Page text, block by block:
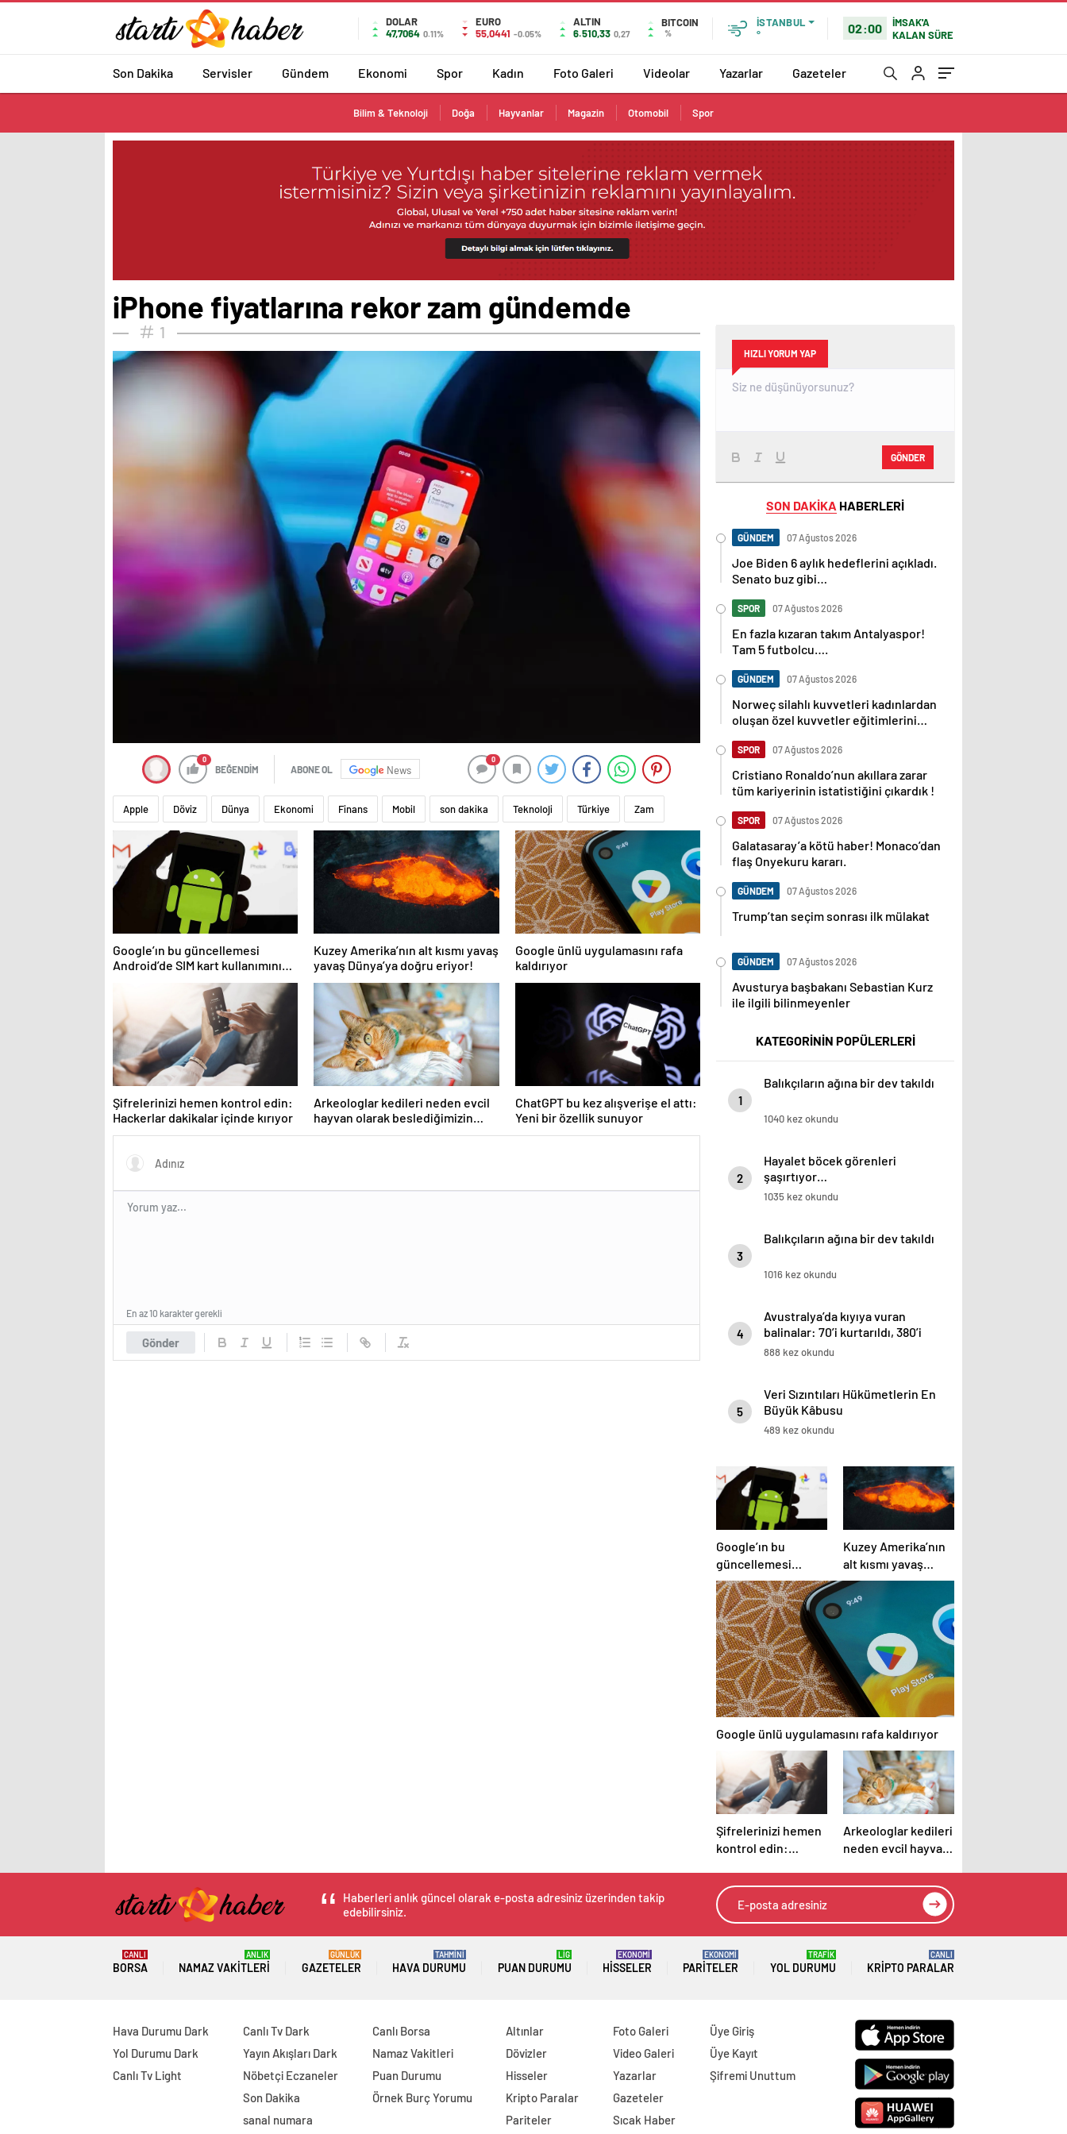
DOLAR
47,7064 0.11%
EURO
55,0441 -0.05%
ALTIN
6.510,33 0,27
BITCOIN
%
İSTANBUL
°
02:00
İMSAK'A
KALAN SÜRE
Son Dakika Servisler Gündem Ekonomi Spor Kadın Foto Galeri Videolar Yazarlar Gazeteler
Bilim & Teknoloji Doğa Hayvanlar Magazin Otomobil Spor
iPhone fiyatlarına rekor zam gündemde
1
0
BEĞENDİM ABONE OL News
0
Apple Döviz Dünya Ekonomi Finans Mobil son dakika Teknoloji Türkiye Zam
Google’ın bu güncellemesi
Android’de SIM kart kullanımını
ortadan kaldıracak
Kuzey Amerika’nın alt kısmı yavaş
yavaş Dünya’ya doğru eriyor!
Google ünlü uygulamasını rafa
kaldırıyor
Şifrelerinizi hemen kontrol edin:
Hackerlar dakikalar içinde kırıyor
Arkeologlar kedileri neden evcil
hayvan olarak beslediğimizin
sırrını keşfetti
ChatGPT bu kez alışverişe el attı:
Yeni bir özellik sunuyor
Gönder
En az 10 karakter gerekli
HIZLI YORUM YAP
GÖNDER
SON DAKİKA HABERLERİ
GÜNDEM 07 Ağustos 2026
Joe Biden 6 aylık hedeflerini açıkladı.
Senato buz gibi…
SPOR 07 Ağustos 2026
En fazla kızaran takım Antalyaspor!
Tam 5 futbolcu….
GÜNDEM 07 Ağustos 2026
Norweç silahlı kuvvetleri kadınlardan
oluşan özel kuvvetler eğitimlerini
SPOR 07 Ağustos 2026
Cristiano Ronaldo’nun akıllara zarar
tüm kariyerinin istatistiğini çıkardık !
SPOR 07 Ağustos 2026
Galatasaray’a kötü haber! Monaco’dan
flaş Onyekuru kararı.
GÜNDEM 07 Ağustos 2026
Trump’tan seçim sonrası ilk mülakat
GÜNDEM 07 Ağustos 2026
Avusturya başbakanı Sebastian Kurz
ile ilgili bilinmeyenler
KATEGORİNİN POPÜLERLERİ
1
Balıkçıların ağına bir dev takıldı
1040 kez okundu
2
Hayalet böcek görenleri
şaşırtıyor…
1035 kez okundu
3
Balıkçıların ağına bir dev takıldı
1016 kez okundu
4
Avustralya’da kıyıya vuran
balinalar: 70’i kurtarıldı, 380’i
öldü
888 kez okundu
5
Veri Sızıntıları Hükümetlerin En
Büyük Kâbusu
489 kez okundu
Google’ın bu
güncellemesi
Android’de SIM kart
kullanımını ortadan
kaldıracak
Kuzey Amerika’nın
alt kısmı yavaş
yavaş Dünya’ya
doğru eriyor!
Google ünlü uygulamasını rafa kaldırıyor
Şifrelerinizi hemen
kontrol edin:
içinde kırıyor
Arkeologlar kedileri
neden evcil hayvan
beslediğimizin
Haberleri anlık güncel olarak e-posta adresiniz üzerinden takip
edebilirsiniz.
BORSA
CANLI
NAMAZ VAKITLERI
ANLIK
GAZETELER
GÜNLÜK
HAVA DURUMU
TAHMİNİ
PUAN DURUMU
LİG
HISSELER
EKONOMİ
PARITELER
EKONOMİ
YOL DURUMU
TRAFİK
KRIPTO PARALAR
CANLI
Hava Durumu Dark
Yol Durumu Dark
Canlı Tv Light
Canlı Tv Dark
Yayın Akışları Dark
Nöbetçi Eczaneler
Son Dakika
sanal numara
Canlı Borsa
Namaz Vakitleri
Puan Durumu
Örnek Burç Yorumu
Altınlar
Dövizler
Hisseler
Kripto Paralar
Pariteler
Foto Galeri
Video Galeri
Yazarlar
Gazeteler
Sıcak Haber
Üye Giriş
Üye Kayıt
Şifremi Unuttum